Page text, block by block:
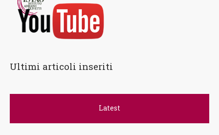
Ultimi articoli inseriti
Latest